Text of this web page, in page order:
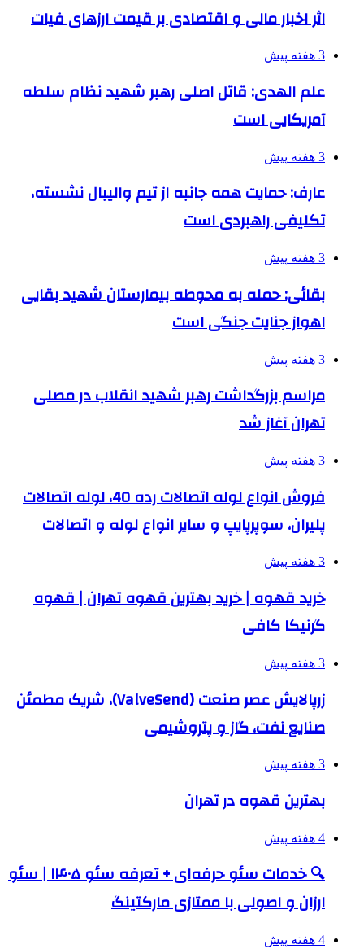
اثر اخبار مالی و اقتصادی بر قیمت ارزهای فیات
3 هفته پیش
علم الهدی: قاتل اصلی رهبر شهید نظام سلطه
آمریکایی است
3 هفته پیش
عارف: حمایت همه جانبه از تیم والیبال نشسته،
تکلیفی راهبردی است
3 هفته پیش
بقائی: حمله به محوطه بیمارستان شهید بقایی
اهواز جنایت جنگی است
3 هفته پیش
مراسم بزرگداشت رهبر شهید انقلاب در مصلی
تهران آغاز شد
3 هفته پیش
فروش انواع لوله اتصالات رده 40، لوله اتصالات
پلیران، سوپرپایپ و سایر انواع لوله و اتصالات
3 هفته پیش
خرید قهوه | خرید بهترین قهوه تهران | قهوه
گرنیکا کافی
3 هفته پیش
زرپالایش عصر صنعت (ValveSend)، شریک مطمئن
صنایع نفت، گاز و پتروشیمی
3 هفته پیش
بهترین قهوه در تهران
4 هفته پیش
🔍 خدمات سئو حرفه‌ای + تعرفه سئو ۱۴۰۵ | سئو
ارزان و اصولی با ممتازی مارکتینگ
4 هفته پیش